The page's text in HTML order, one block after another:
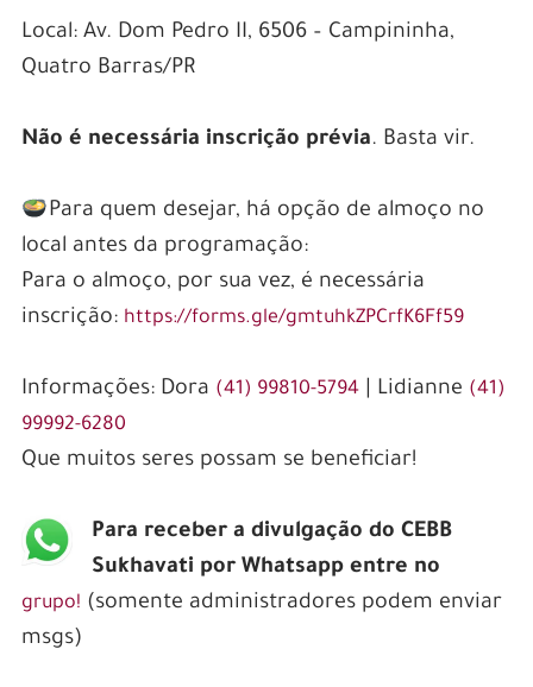
Local: Av. Dom Pedro II, 6506 – Campininha,
Quatro Barras/PR
Não é necessária inscrição prévia. Basta vir.
Para quem desejar, há opção de almoço no
local antes da programação:
Para o almoço, por sua vez, é necessária
inscrição: https://forms.gle/gmtuhkZPCrfK6Ff59
Informações: Dora (41) 99810-5794| Lidianne (41)
99992-6280
Que muitos seres possam se beneficiar!
Para receber a divulgação do CEBB
Sukhavati por Whatsapp entre no
grupo! (somente administradores podem enviar
msgs)